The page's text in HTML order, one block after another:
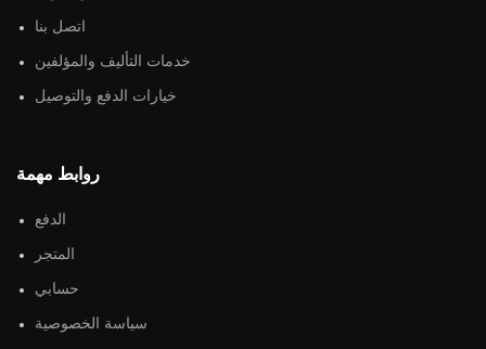
اتصل بنا
خدمات التأليف والمؤلفين
خيارات الدفع والتوصيل
روابط مهمة
الدفع
المتجر
حسابي
سياسة الخصوصية